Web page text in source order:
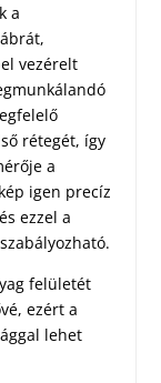
a
vezérelt
rétegét, így
a
igen precíz
ezzel a
felületét
ezért a
lehet